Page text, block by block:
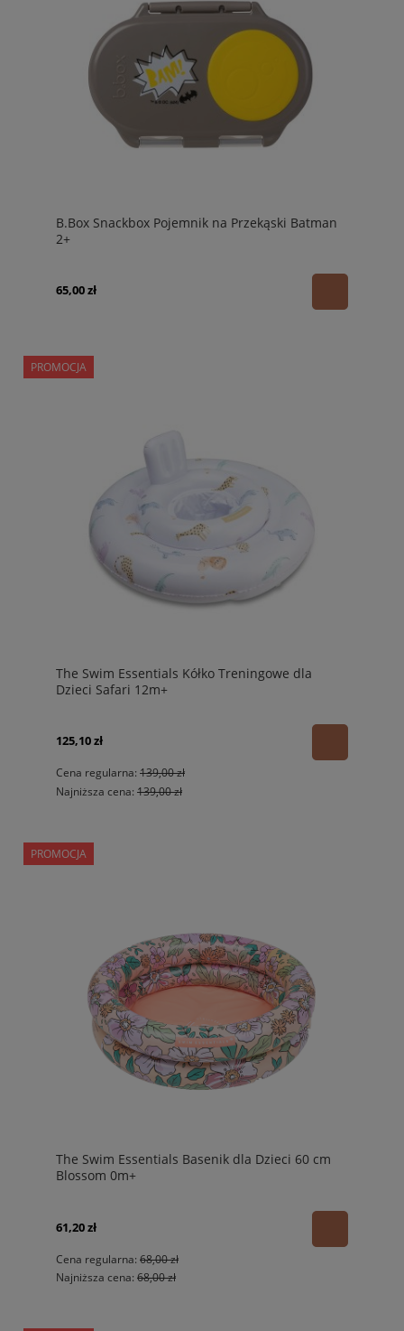
B.Box Snackbox Pojemnik na Przekąski Batman
2+
65,00 zł
The Swim Essentials Kółko Treningowe dla
Dzieci Safari 12m+
125,10 zł
Cena regularna: 139,00 zł
Najniższa cena: 139,00 zł
PROMOCJA
The Swim Essentials Basenik dla Dzieci 60 cm
Blossom 0m+
61,20 zł
Cena regularna: 68,00 zł
Najniższa cena: 68,00 zł
PROMOCJA